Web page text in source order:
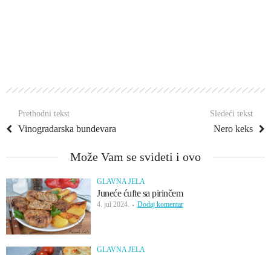
Prethodni tekst
Vinogradarska bundevara
Sledeći tekst
Nero keks
Može Vam se svideti i ovo
GLAVNA JELA
Juneće ćufte sa pirinčem
4. jul 2024. Dodaj komentar
GLAVNA JELA